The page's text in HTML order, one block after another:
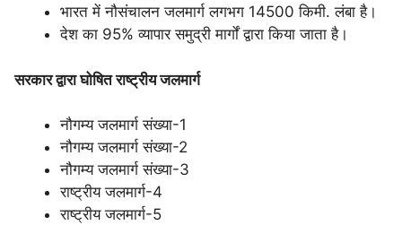
भारत में नौसंचालन जलमार्ग लगभग 14500 किमी. लंबा है।
देश का 95% व्यापार समुद्री मार्गों द्वारा किया जाता है।
सरकार द्वारा घोषित राष्ट्रीय जलमार्ग
नौगम्य जलमार्ग संख्या-1
नौगम्य जलमार्ग संख्या-2
नौगम्य जलमार्ग संख्या-3
राष्ट्रीय जलमार्ग-4
राष्ट्रीय जलमार्ग-5